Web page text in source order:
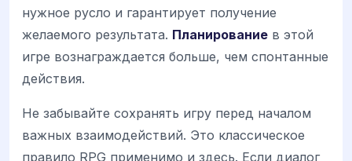
нужное русло и гарантирует получение
желаемого результата. Планирование в этой
игре вознаграждается больше, чем спонтанные
действия.
Не забывайте сохранять игру перед началом
важных взаимодействий. Это классическое
правило RPG применимо и здесь. Если диалог